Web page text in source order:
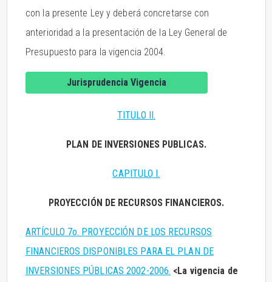
con la presente Ley y deberá concretarse con
anterioridad a la presentación de la Ley General de
Presupuesto para la vigencia 2004.
Jurisprudencia Vigencia
TITULO II.
PLAN DE INVERSIONES PUBLICAS.
CAPITULO I.
PROYECCIÓN DE RECURSOS FINANCIEROS.
ARTÍCULO 7o. PROYECCIÓN DE LOS RECURSOS
FINANCIEROS DISPONIBLES PARA EL PLAN DE
INVERSIONES PÚBLICAS 2002-2006. <La vigencia de